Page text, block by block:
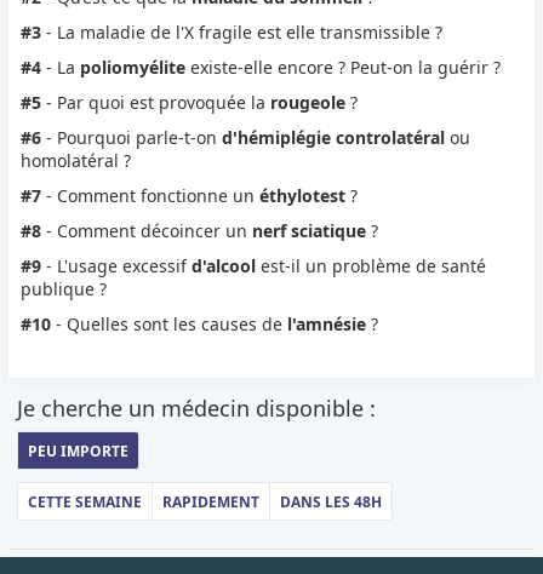
#3 - La maladie de l'X fragile est elle transmissible ?
#4 - La poliomyéliteexiste-elle encore ? Peut-on la guérir ?
#5 - Par quoi est provoquée la rougeole ?
#6 - Pourquoi parle-t-ond'hémiplégie controlatéral ou
homolatéral ?
#7 - Comment fonctionne unéthylotest ?
#8 - Comment décoincer un nerf sciatique ?
#9 - L'usage excessifd'alcool est-il un problème de santé
publique ?
#10 - Quelles sont les causes de l'amnésie ?
Je cherche un médecin disponible :
PEU IMPORTE
CETTE SEMAINE RAPIDEMENT DANS LES 48H